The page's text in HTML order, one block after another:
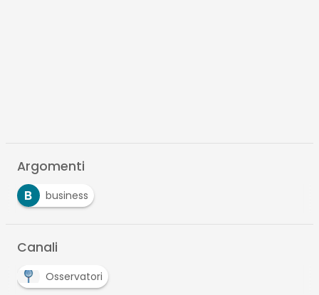
Argomenti
B
business
Canali
Osservatori